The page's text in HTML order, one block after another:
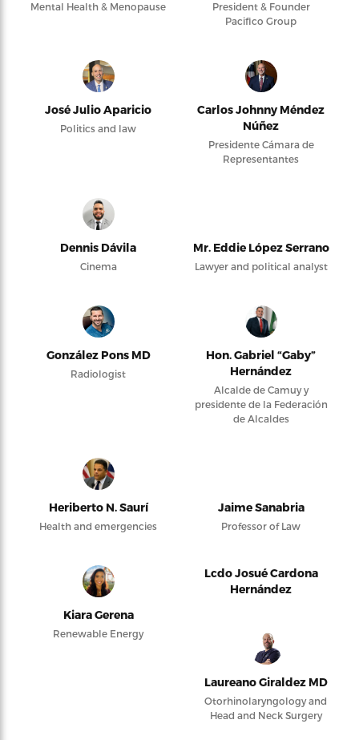
Mental Health & Menopause
President & Founder
Pacifico Group
José Julio Aparicio
Politics and law
Carlos Johnny Méndez
Núñez
Presidente Cámara de
Representantes
Dennis Dávila
Cinema
Mr. Eddie López Serrano
Lawyer and political analyst
González Pons MD
Radiologist
Hon. Gabriel “Gaby”
Hernández
Alcalde de Camuy y
presidente de la Federación
de Alcaldes
Heriberto N. Saurí
Health and emergencies
Jaime Sanabria
Professor of Law
Kiara Gerena
Renewable Energy
Lcdo Josué Cardona
Hernández
Laureano Giraldez MD
Otorhinolaryngology and
Head and Neck Surgery